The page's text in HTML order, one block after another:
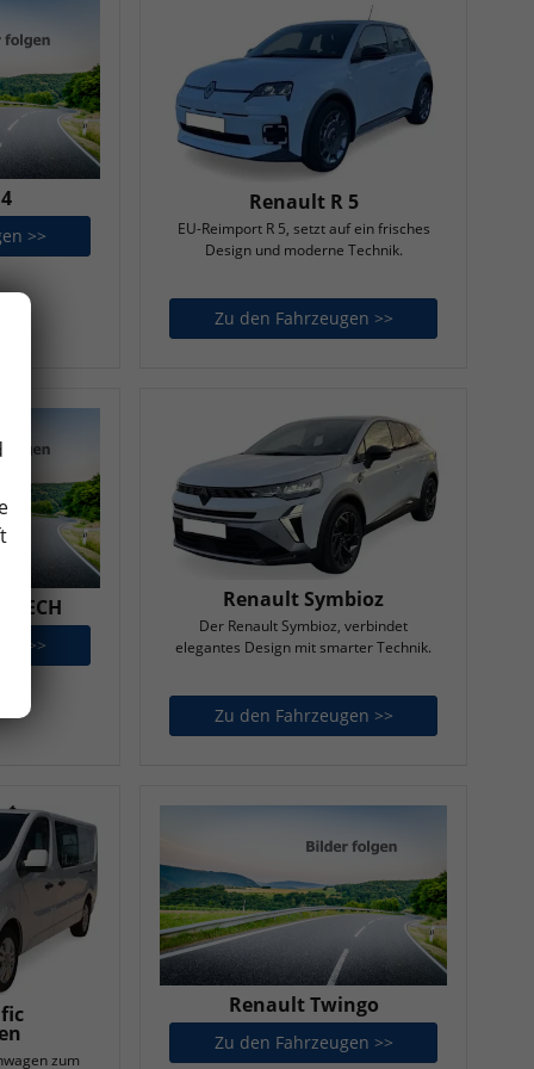
>>
Renault R 5
EU-Reimport R 5, setzt auf ein frisches
Design und moderne Technik.
Zu den Fahrzeugen >>
TECH
>> Renault Scenic E-TECH
Renault Symbioz
Der Renault Symbioz, verbindet
elegantes Design mit smarter Technik.
Zu den Fahrzeugen >>
zum
Renault Twingo
Zu den Fahrzeugen >>